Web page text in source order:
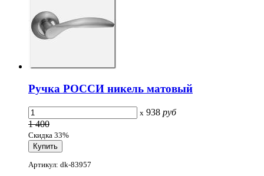
Ручка РОССИ никель матовый
x 938 руб
1 400
Скидка 33%
Артикул: dk-83957